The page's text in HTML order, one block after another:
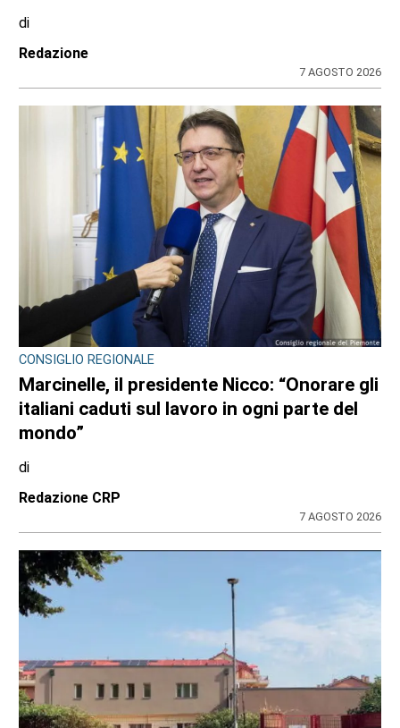
di
Redazione
7 AGOSTO 2026
CONSIGLIO REGIONALE
Marcinelle, il presidente Nicco: “Onorare gli
italiani caduti sul lavoro in ogni parte del
mondo”
di
Redazione CRP
7 AGOSTO 2026